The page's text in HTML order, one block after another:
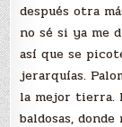
después otra
no sé si ya me
así que se
jerarquías.
la mejor tierra.
baldosas, donde